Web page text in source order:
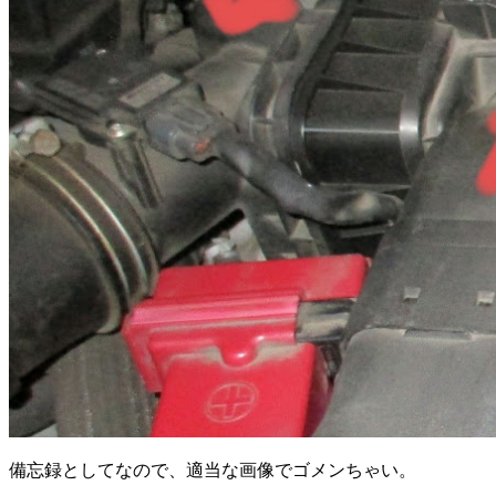
備忘録としてなので、適当な画像でゴメンちゃい。